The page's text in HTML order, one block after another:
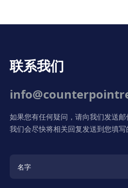
联系我们
如果您有任何疑问，请向我们发送邮
我们会尽快将相关回复发送到您填写